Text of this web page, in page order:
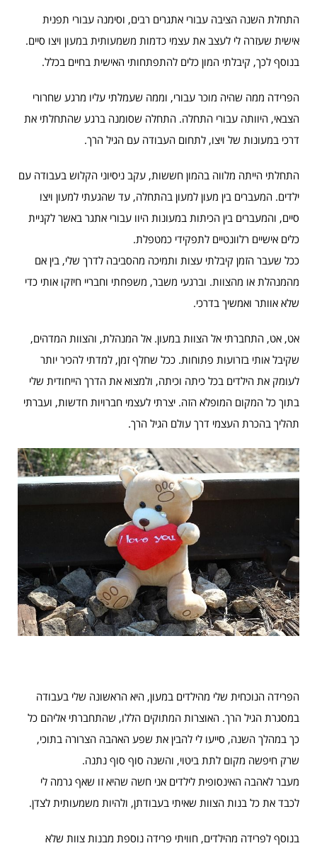
התחלת השנה הציבה עבורי אתגרים רבים, וסימנה עבורי תפנית
אישית שעזרה לי לעצב את עצמי כדמות משמעותית במעון ויצו סיים.
בנוסף לכך, קיבלתי המון כלים להתפתחותי האישית בחיים בכלל.
הפרידה ממה שהיה מוכר עבורי, וממה שעמלתי עליו מרגע שחרורי
הצבאי, היוותה עבורי התחלה. התחלה שסומנה ברגע שהתחלתי את
דרכי במעונות של ויצו, לתחום העבודה עם הגיל הרך.
התחלתי הייתה מלווה בהמון חששות, עקב ניסיוני הקלוש בעבודה עם
ילדים. המעברים בין מעון למעון בהתחלה, עד שהגעתי למעון ויצו
סיים, והמעברים בין הכיתות במעונות היוו עבורי אתגר באשר לקניית
כלים אישיים רלוונטיים לתפקידי כמטפלת.
ככל שעבר הזמן קיבלתי עצות ותמיכה מהסביבה לדרך שלי, בין אם
מהמנהלת או מהצוות. וברגעי משבר, משפחתי וחבריי חיזקו אותי כדי
שלא אוותר ואמשיך בדרכי.
אט, אט, התחברתי אל הצוות במעון. אל המנהלת, והצוות המדהים,
שקיבל אותי בזרועות פתוחות. ככל שחלף זמן, למדתי להכיר יותר
לעומק את הילדים בכל כיתה וכיתה, ולמצוא את הדרך הייחודית שלי
בתוך כל המקום המופלא הזה. יצרתי לעצמי חברויות חדשות, ועברתי
תהליך בהכרת העצמי דרך עולם הגיל הרך.
הפרידה הנוכחית שלי מהילדים במעון, היא הראשונה שלי בעבודה
במסגרת הגיל הרך. האוצרות המתוקים הללו, שהתחברתי אליהם כל
כך במהלך השנה, סייעו לי להבין את שפע האהבה הצרורה בתוכי,
שרק חיפשה מקום לתת ביטוי, והשנה סוף סוף נתנה.
מעבר לאהבה האינסופית לילדים אני חשה שהיא זו שאף גרמה לי
לכבד את כל בנות הצוות שאיתי בעבודתן, ולהיות משמעותית לצדן.
בנוסף לפרידה מהילדים, חוויתי פרידה נוספת מבנות צוות שלא